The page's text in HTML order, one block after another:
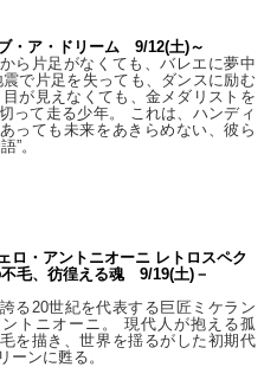
・ア・ドリーム 9/12(土)～
ら片足がなくても、バレエに夢中
で片足を失っても、ダンスに励む
が見えなくても、金メダリストを
って走る少年。 これは、ハンディ
っても未来をあきらめない、彼ら
”。
ロ・アントニオーニ レトロスペク
毛、彷徨える魂 9/19(土)－
る20世紀を代表する巨匠ミケラン
トニオーニ。 現代人が抱える孤
を描き、世界を揺るがした初期代
ーンに甦る。